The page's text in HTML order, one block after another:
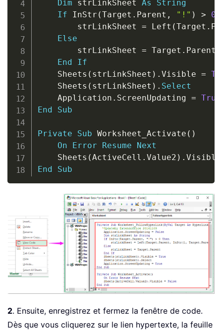
Dim strLinkSheet As
String
If InStr (Target . Parent , "!" ) > 0
        strLinkSheet
= Left (Target .
Else
        strLinkSheet
= Target . Parent
End
If
    Sheets
( strLinkSheet ) . Visible =
    Sheets
( strLinkSheet ) . Select
    Application
. ScreenUpdating = True
End
Sub
Private Sub Worksheet_Activate ( )
On
Error Resume
Next
    Sheets
(ActiveCell . Value2 ) .
End
Sub
2. Ensuite, enregistrez et fermez la fenêtre de code.
Dès que vous cliquerez sur le lien hypertexte, la feuille